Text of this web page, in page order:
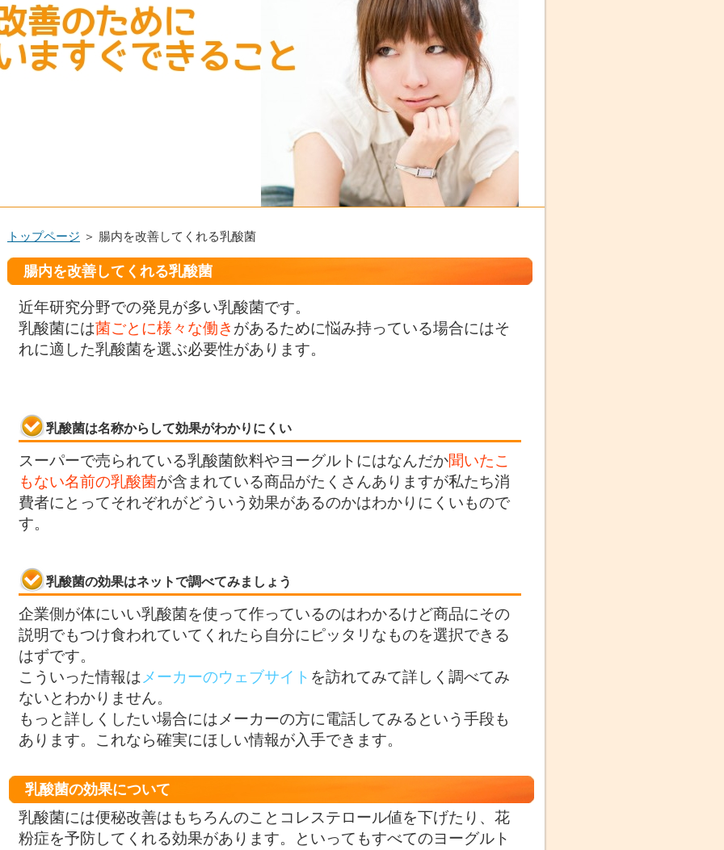
トップページ ＞ 腸内を改善してくれる乳酸菌
腸内を改善してくれる乳酸菌
近年研究分野での発見が多い乳酸菌です。
乳酸菌には菌ごとに様々な働き があるために悩み持っている場合にはそ
れに適した乳酸菌を選ぶ必要性があります。
乳酸菌は名称からして効果がわかりにくい
スーパーで売られている乳酸菌飲料やヨーグルトにはなんだか聞いたこ
もない名前の乳酸菌が含まれている商品がたくさんありますが私たち消
費者にとってそれぞれがどういう効果があるのかはわかりにくいもので
す。
乳酸菌の効果はネットで調べてみましょう
企業側が体にいい乳酸菌を使って作っているのはわかるけど商品にその
説明でもつけ食われていてくれたら自分にピッタリなものを選択できる
はずです。
こういった情報は メーカーのウェブサイト を訪れてみて詳しく調べてみ
ないとわかりません。
もっと詳しくしたい場合にはメーカーの方に電話してみるという手段も
あります。これなら確実にほしい情報が入手できます。
乳酸菌の効果について
乳酸菌には便秘改善はもちろんのことコレステロール値を下げたり、花
粉症を予防してくれる効果があります。といってもすべてのヨーグルト